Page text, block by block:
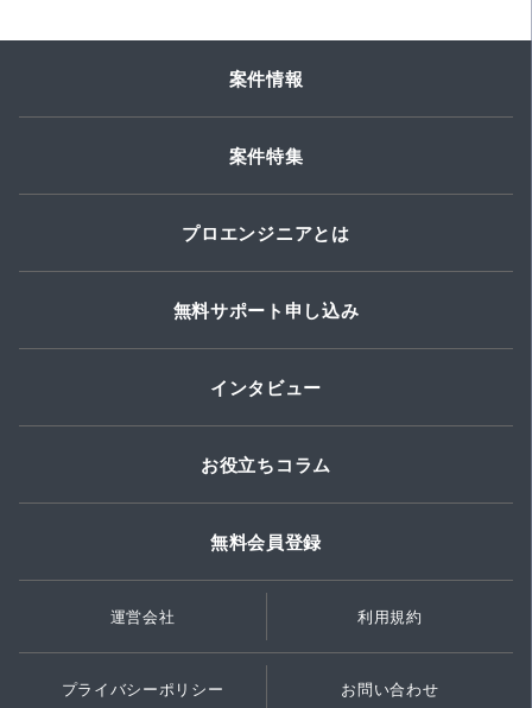
案件情報
案件特集
プロエンジニアとは
無料サポート申し込み
インタビュー
お役立ちコラム
無料会員登録
運営会社 利用規約
プライバシーポリシー お問い合わせ